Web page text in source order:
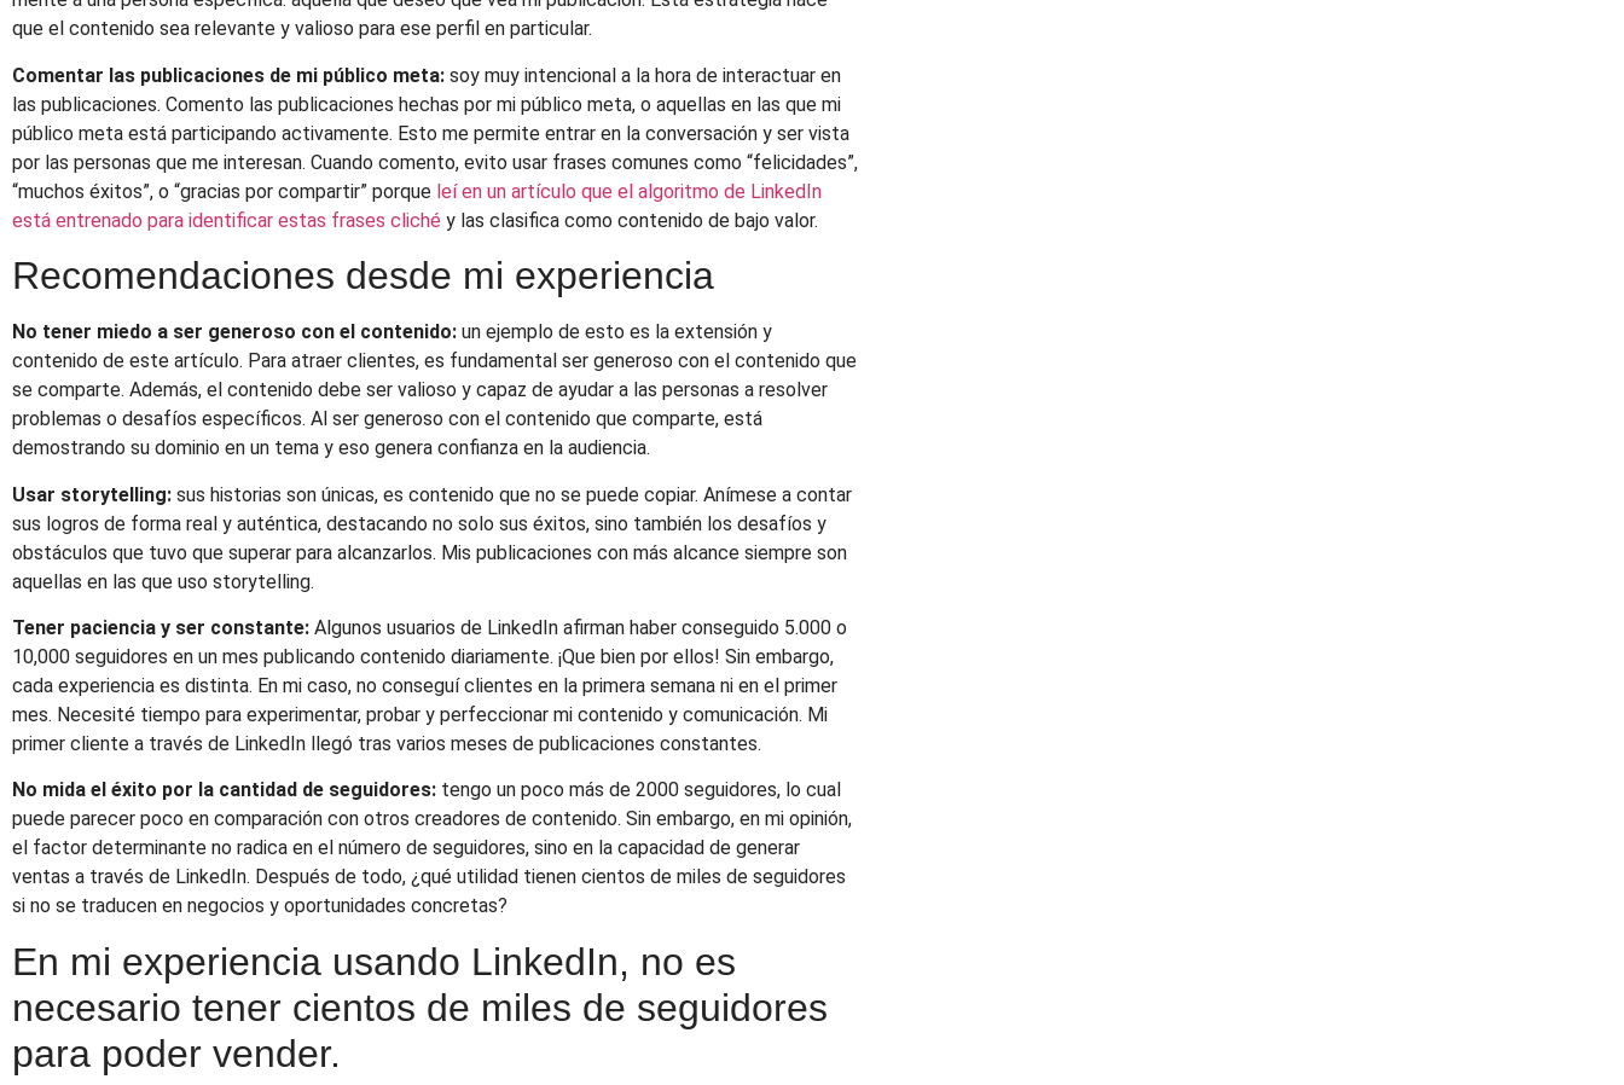
que el contenido sea relevante y valioso para ese perfil en particular.
Comentar las publicaciones de mi público meta: soy muy intencional a la hora de interactuar en
las publicaciones. Comento las publicaciones hechas por mi público meta, o aquellas en las que mi
público meta está participando activamente. Esto me permite entrar en la conversación y ser vista
por las personas que me interesan. Cuando comento, evito usar frases comunes como “felicidades”,
“muchos éxitos”, o “gracias por compartir” porque leí en un artículo que el algoritmo de LinkedIn
está entrenado para identificar estas frases cliché y las clasifica como contenido de bajo valor.
Recomendaciones desde mi experiencia
No tener miedo a ser generoso con el contenido: un ejemplo de esto es la extensión y
contenido de este artículo. Para atraer clientes, es fundamental ser generoso con el contenido que
se comparte. Además, el contenido debe ser valioso y capaz de ayudar a las personas a resolver
problemas o desafíos específicos. Al ser generoso con el contenido que comparte, está
demostrando su dominio en un tema y eso genera confianza en la audiencia.
Usar storytelling: sus historias son únicas, es contenido que no se puede copiar. Anímese a contar
sus logros de forma real y auténtica, destacando no solo sus éxitos, sino también los desafíos y
obstáculos que tuvo que superar para alcanzarlos. Mis publicaciones con más alcance siempre son
aquellas en las que uso storytelling.
Tener paciencia y ser constante: Algunos usuarios de LinkedIn afirman haber conseguido 5.000 o
10,000 seguidores en un mes publicando contenido diariamente. ¡Que bien por ellos! Sin embargo,
cada experiencia es distinta. En mi caso, no conseguí clientes en la primera semana ni en el primer
mes. Necesité tiempo para experimentar, probar y perfeccionar mi contenido y comunicación. Mi
primer cliente a través de LinkedIn llegó tras varios meses de publicaciones constantes.
No mida el éxito por la cantidad de seguidores: tengo un poco más de 2000 seguidores, lo cual
puede parecer poco en comparación con otros creadores de contenido. Sin embargo, en mi opinión,
el factor determinante no radica en el número de seguidores, sino en la capacidad de generar
ventas a través de LinkedIn. Después de todo, ¿qué utilidad tienen cientos de miles de seguidores
si no se traducen en negocios y oportunidades concretas?
En mi experiencia usando LinkedIn, no es
necesario tener cientos de miles de seguidores
para poder vender.